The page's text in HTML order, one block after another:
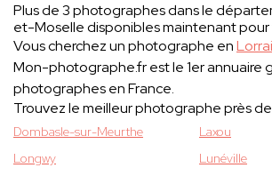
Plus de 3 photographes dans le
et-Moselle disponibles maintenant pour
Vous cherchez un photographe en
Mon-photographe.fr est le 1er annuaire
photographes en France.
Trouvez le meilleur photographe près
Dombasle-sur-Meurthe
Laxou
Longwy
Lunéville